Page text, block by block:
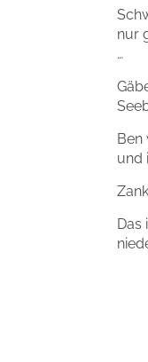
nur
…
Ben
und
Das